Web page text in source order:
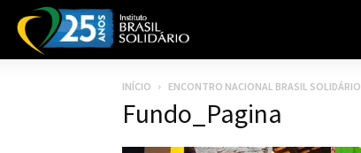
INÍCIO ENCONTRO NACIONAL BRASIL SOLIDÁRIO
Fundo_Pagina